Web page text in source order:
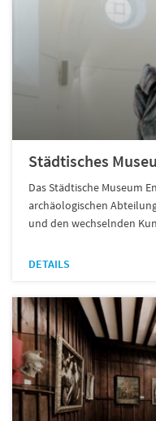
Städtisches
Das Städtische Museum
archäologischen
und den wechselnden
DETAILS